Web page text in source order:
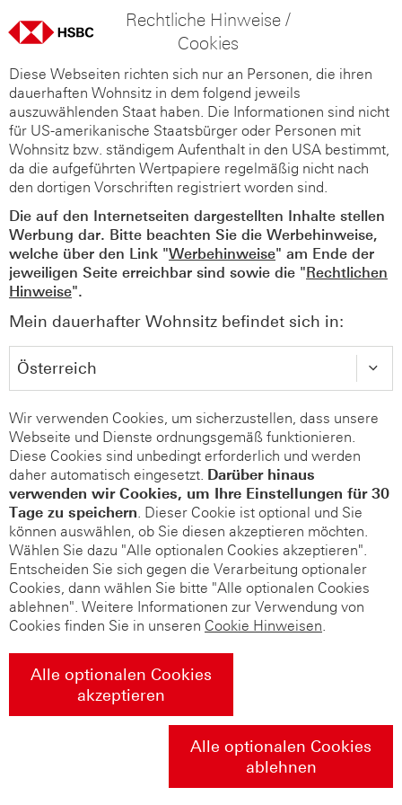
Rechtliche Hinweise /
Cookies
Diese Webseiten richten sich nur an Personen, die ihren
dauerhaften Wohnsitz in dem folgend jeweils
auszuwählenden Staat haben. Die Informationen sind nicht
für US-amerikanische Staatsbürger oder Personen mit
Wohnsitz bzw. ständigem Aufenthalt in den USA bestimmt,
da die aufgeführten Wertpapiere regelmäßig nicht nach
den dortigen Vorschriften registriert worden sind.
Die auf den Internetseiten dargestellten Inhalte stellen
Werbung dar. Bitte beachten Sie die Werbehinweise,
welche über den Link "Werbehinweise" am Ende der
jeweiligen Seite erreichbar sind sowie die "Rechtlichen
Hinweise".
Mein dauerhafter Wohnsitz befindet sich in:
Wir verwenden Cookies, um sicherzustellen, dass unsere
Webseite und Dienste ordnungsgemäß funktionieren.
Diese Cookies sind unbedingt erforderlich und werden
daher automatisch eingesetzt. Darüber hinaus
verwenden wir Cookies, um Ihre Einstellungen für 30
Tage zu speichern. Dieser Cookie ist optional und Sie
können auswählen, ob Sie diesen akzeptieren möchten.
Wählen Sie dazu "Alle optionalen Cookies akzeptieren".
Entscheiden Sie sich gegen die Verarbeitung optionaler
Cookies, dann wählen Sie bitte "Alle optionalen Cookies
ablehnen". Weitere Informationen zur Verwendung von
Cookies finden Sie in unseren Cookie Hinweisen.
Alle optionalen Cookies
akzeptieren
Alle optionalen Cookies
ablehnen